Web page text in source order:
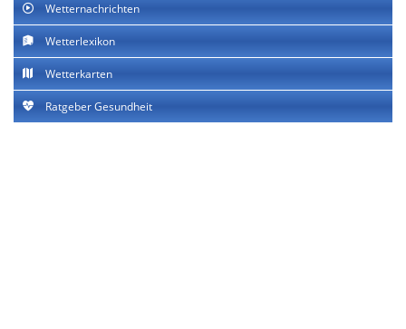
Wetternachrichten
Wetterlexikon
Wetterkarten
Ratgeber Gesundheit